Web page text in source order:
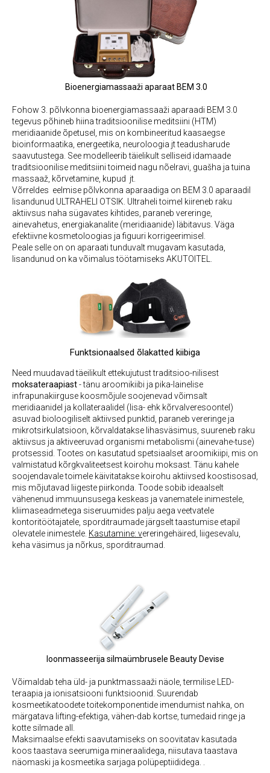
Bioenergiamassaaži aparaat BEM 3.0
Fohow 3. põlvkonna bioenergiamassaaži aparaadi BEM 3.0
tegevus põhineb hiina traditsioonilise meditsiini (HTM)
meridiaanide õpetusel, mis on kombineeritud kaasaegse
bioinformaatika, energeetika, neuroloogia jt teadusharude
saavutustega. See modelleerib täielikult selliseid idamaade
traditsioonilise meditsiini toimeid nagu nõelravi, guašha ja tuina
massaaž, kõrvetamine, kupud jt.
Võrreldes eelmise põlvkonna aparaadiga on BEM 3.0 aparaadil
lisandunud ULTRAHELI OTSIK. Ultraheli toimel kiireneb raku
aktiivsus naha sügavates kihtides, paraneb vereringe,
ainevahetus, energiakanalite (meridiaanide) läbitavus. Väga
efektiivne kosmetoloogias ja figuuri korrigeerimisel.
Peale selle on on aparaati tunduvalt mugavam kasutada,
lisandunud on ka võimalus töötamiseks AKUTOITEL.
Funktsionaalsed õlakatted kiibiga
Need muudavad täeilikult ettekujutust traditsioo-nilisest
moksateraapiast- tänu aroomikiibi ja pika-lainelise
infrapunakiirguse koosmõjule soojenevad võimsalt
meridiaanidel ja kollateraalidel (lisa- ehk kõrvalveresoontel)
asuvad bioloogiliselt aktiivsed punktid, paraneb vereringe ja
mikrotsirkulatsioon, kõrvaldatakse lihasväsimus, suureneb raku
aktiivsus ja aktiveeruvad organismi metabolismi (ainevahe-tuse)
protsessid. Tootes on kasutatud spetsiaalset aroomikiipi, mis on
valmistatud kõrgkvaliteetsest koirohu moksast. Tänu kahele
soojendavale toimele käivitatakse koirohu aktiivsed koostisosad,
mis mõjutavad liigeste piirkonda. Toode sobib ideaalselt
vähenenud immuunsusega keskeas ja vanematele inimestele,
kliimaseadmetega siseruumides palju aega veetvatele
kontoritöötajatele, sporditraumade järgselt taastumise etapil
olevatele inimestele. Kasutamine: vereringehäired, liigesevalu,
keha väsimus ja nõrkus, sporditraumad.
Ioonmasseerija silmaümbrusele Beauty Devise
Võimaldab teha üld- ja punktmassaaži näole, termilise LED-
teraapia ja ionisatsiooni funktsioonid. Suurendab
kosmeetikatoodete toitekomponentide imendumist nahka, on
märgatava lifting-efektiga, vähen-dab kortse, tumedaid ringe ja
kotte silmade all.
Maksimaalse efekti saavutamiseks on soovitatav kasutada
koos taastava seerumiga mineraalidega, niisutava taastava
näomaski ja kosmeetika sarjaga polüpeptiididega. .